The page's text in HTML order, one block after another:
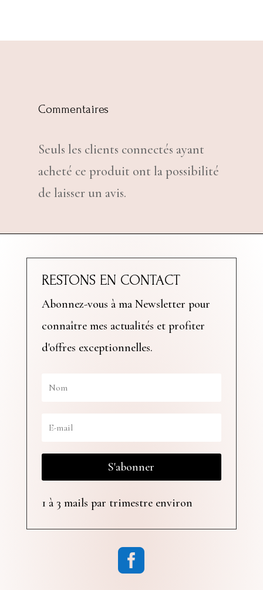
Commentaires
Seuls les clients connectés ayant
acheté ce produit ont la possibilité
de laisser un avis.
RESTONS EN CONTACT
Abonnez-vous à ma Newsletter pour
connaître mes actualités et profiter
d'offres exceptionnelles.
S'abonner
1 à 3 mails par trimestre environ
